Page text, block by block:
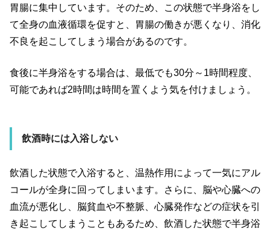
胃腸に集中しています。そのため、この状態で半身浴をし
て全身の血液循環を促すと、胃腸の働きが悪くなり、消化
不良を起こしてしまう場合があるのです。
食後に半身浴をする場合は、最低でも30分～1時間程度、
可能であれば2時間は時間を置くよう気を付けましょう。
飲酒時には入浴しない
飲酒した状態で入浴すると、温熱作用によって一気にアル
コールが全身に回ってしまいます。さらに、脳や心臓への
血流が悪化し、脳貧血や不整脈、心臓発作などの症状を引
き起こしてしまうこともあるため、飲酒した状態で半身浴